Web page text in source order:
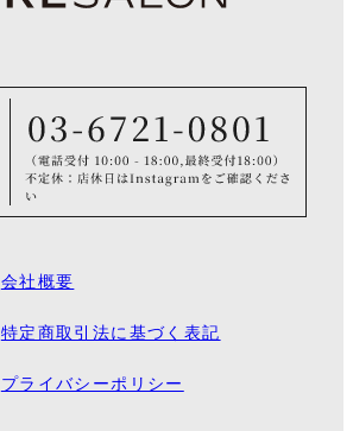
会社概要
特定商取引法に基づく表記
プライバシーポリシー